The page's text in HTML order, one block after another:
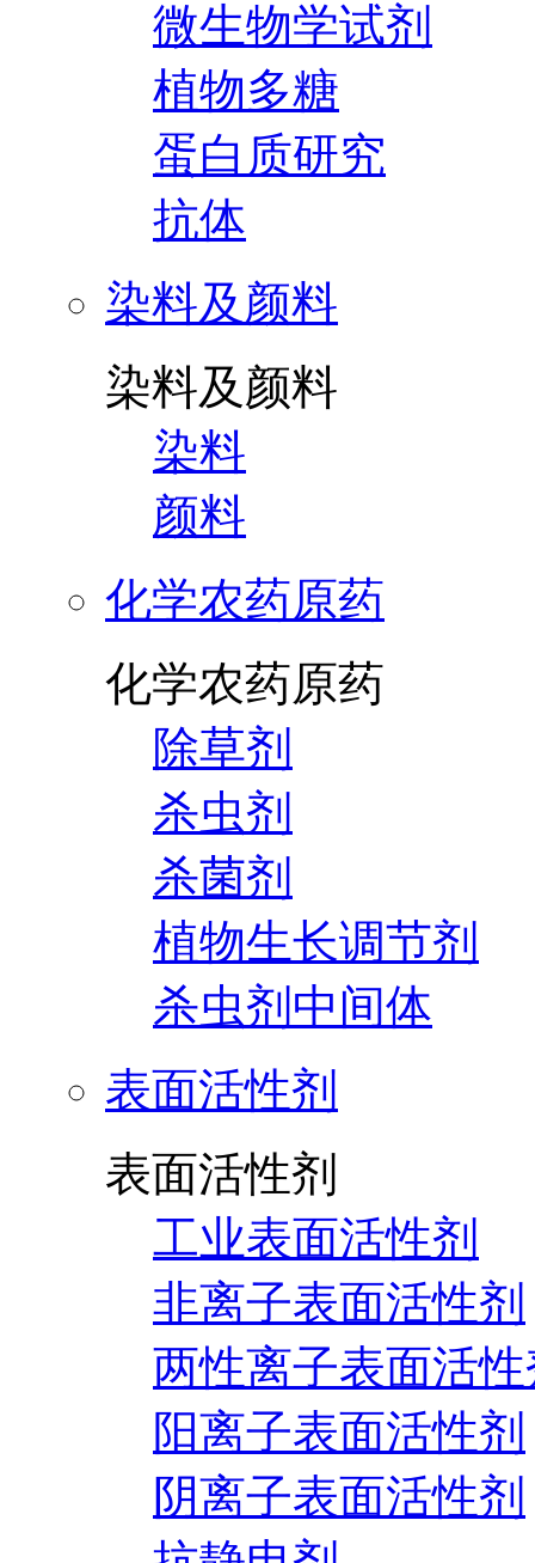
微生物学试剂
植物多糖
蛋白质研究
抗体
染料及颜料
染料及颜料
染料
颜料
化学农药原药
化学农药原药
除草剂
杀虫剂
杀菌剂
植物生长调节剂
杀虫剂中间体
表面活性剂
表面活性剂
工业表面活性剂
非离子表面活性剂
两性离子表面活
阳离子表面活性剂
阴离子表面活性剂